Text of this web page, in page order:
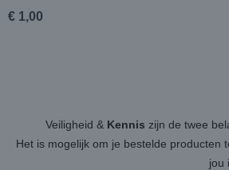
€ 1,00
Veiligheid & Kennis zijn de twee
Het is mogelijk om je bestelde producten
jou